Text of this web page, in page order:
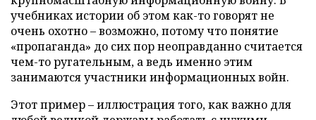
учебниках истории об этом как-то говорят не
очень охотно – возможно, потому что понятие
«пропаганда» до сих пор неоправданно считается
чем-то ругательным, а ведь именно этим
занимаются участники информационных войн.
Этот пример – иллюстрация того, как важно для